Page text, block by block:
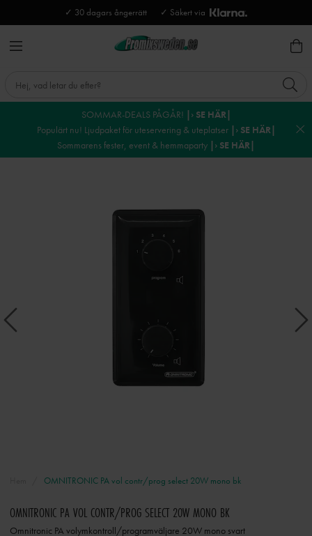
✓ 30 dagars ångerrätt ✓ Säkert via
SOMMAR-DEALS PÅGÅR! |› SE HÄR|
Populärt nu! Ljudpaket för uteservering & uteplatser |› SE HÄR|
Sommarens fester, event & hemmaparty |› SE HÄR|
OMNITRONIC PA vol contr/prog select 20W mono bk
OMNITRONIC PA VOL CONTR/PROG SELECT 20W MONO BK
Omnitronic PA volymkontroll/programväljare 20W mono svart